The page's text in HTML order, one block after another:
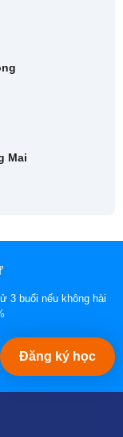
Mai
3 buổi nếu không hài
Đăng ký học